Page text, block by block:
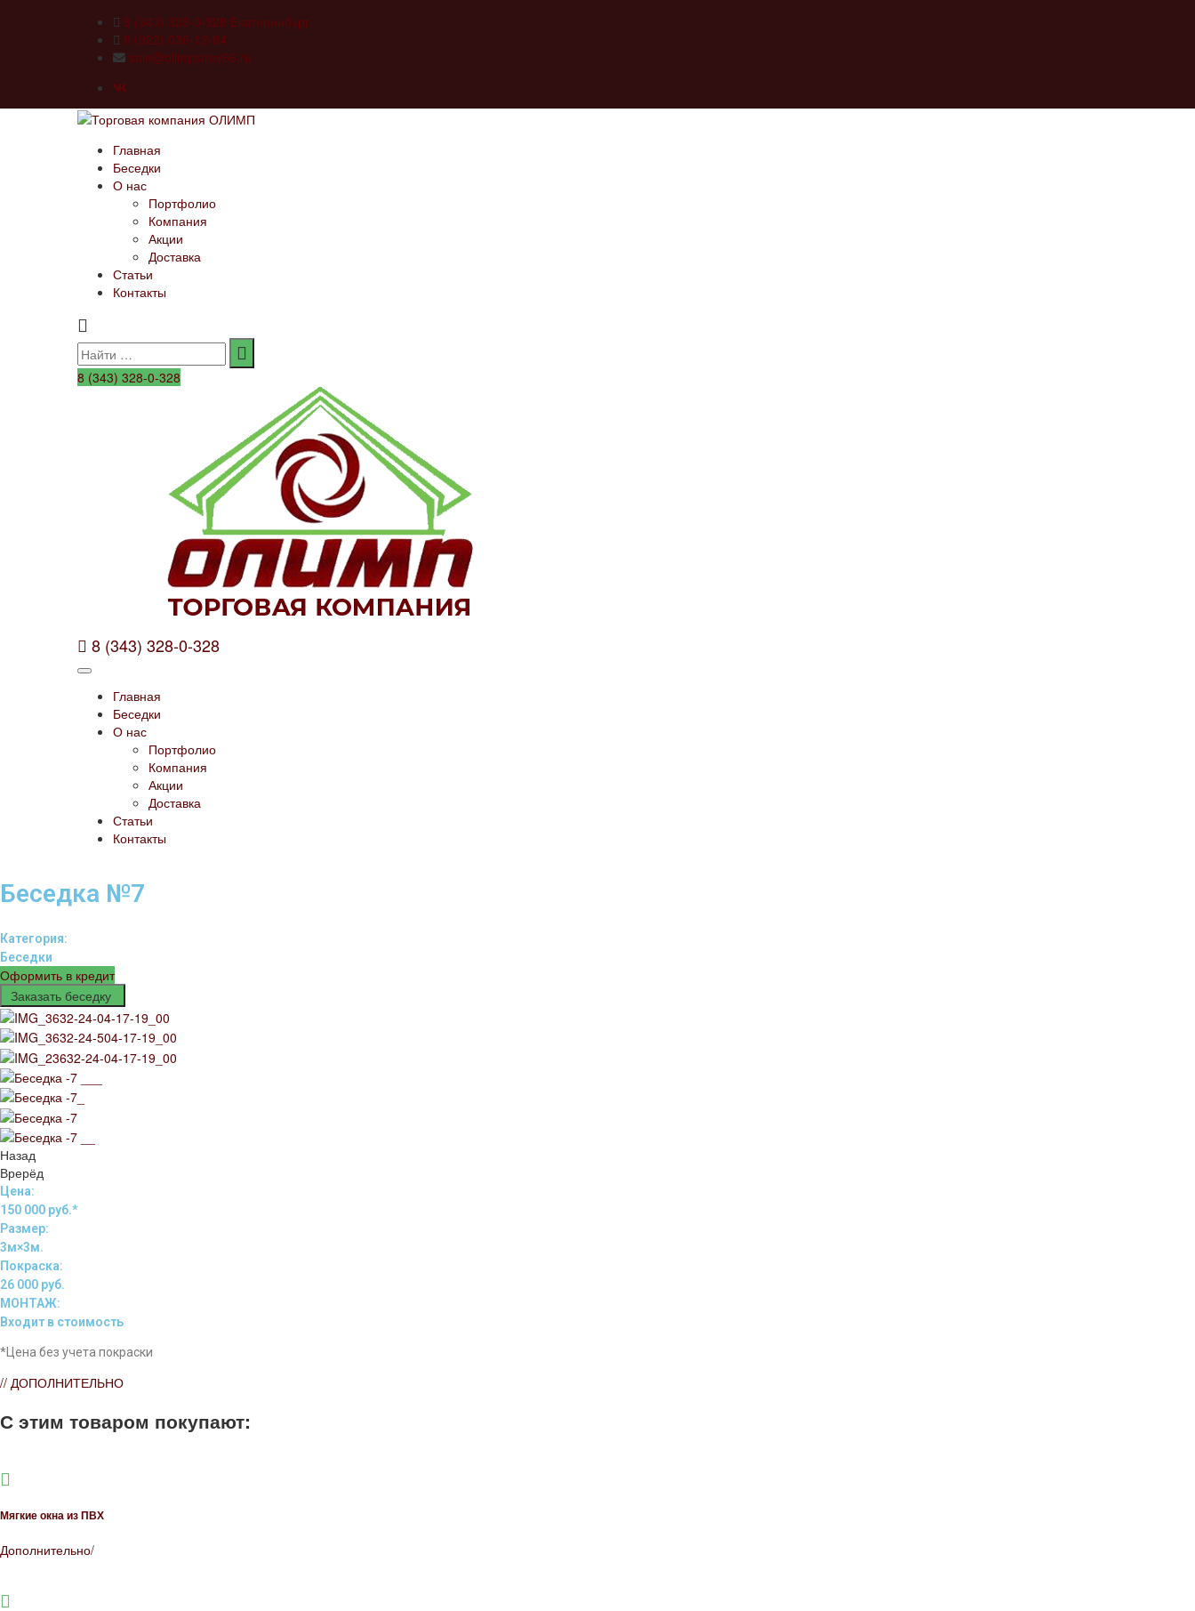
8 (343) 328-0-328 Екатеринбург
8 (922) 036-12-84
sale@olimpstroy66.ru
Главная
Беседки
О нас
Портфолио
Компания
Акции
Доставка
Статьи
Контакты
Search
for:
8 (343) 328-0-328
8 (343) 328-0-328
Главная
Беседки
О нас
Портфолио
Компания
Акции
Доставка
Статьи
Контакты
Беседка №7
Категория:
Беседки
Оформить в кредит
Заказать беседку
Назад
Врерёд
Цена:
150 000 руб.*
Размер:
3м×3м.
Покраска:
26 000 руб.
МОНТАЖ:
Входит в стоимость
*Цена без учета покраски
// ДОПОЛНИТЕЛЬНО
С этим товаром покупают:
Мягкие окна из ПВХ
Дополнительно/